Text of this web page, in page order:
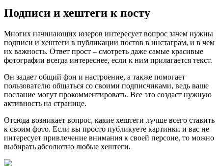
Подписи и хештеги к посту
Многих начинающих юзеров интересует вопрос зачем нужны
подписи и хештеги в публикации постов в инстаграм, и в чем
их важность. Ответ прост – смотреть даже самые красивые
фотографии всегда интереснее, если к ним прилагается текст.
Он задает общий фон и настроение, а также помогает
пользователю общаться со своими подписчиками, ведь ваше
послание могут прокомментировать. Все это создаст нужную
активность на странице.
Отсюда возникает вопрос, какие хештеги лучше всего ставить
к своим фото. Если вы просто публикуете картинки и вас не
интересует привлечение внимания к своей персоне, то можно
выбирать абсолютно любые хештеги.